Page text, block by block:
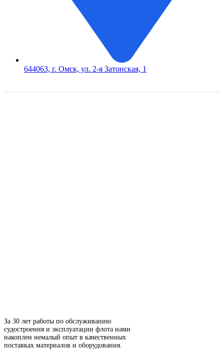
644063, г. Омск, ул. 2-я Затонская, 1
За 30 лет работы по обслуживанию
судостроения и эксплуатации флота нами
накоплен немалый опыт в качественных
поставках материалов и оборудования.